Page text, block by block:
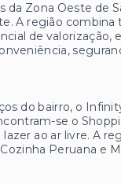
da Zona Oeste de
A região
de
do bairro, o
se o
ao ar livre. A
Peruana e